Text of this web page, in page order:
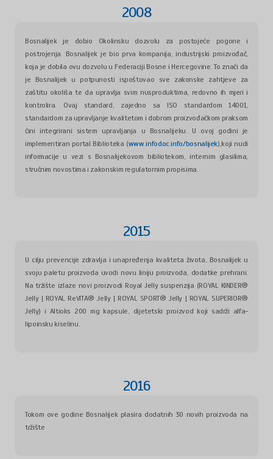
2008
Bosnalijek je dobio Okolinsku dozvolu za postojeće pogone i
postrojenja. Bosnalijek je bio prva kompanija, industrijski proizvođač,
koja je dobila ovu dozvolu u Federaciji Bosne i Hercegovine. To znači da
je Bosnalijek u potpunosti ispoštovao sve zakonske zahtjeve za
zaštitu okoliša te da upravlja svim nusproduktima, redovno ih mjeri i
kontrolira. Ovaj standard, zajedno sa ISO standardom 14001,
standardom za upravljanje kvalitetom i dobrom proizvođačkom praksom
čini integrirani sistem upravljanja u Bosnalijeku. U ovoj godini je
implementiran portal Biblioteka (www.infodoc.info/bosnalijek),koji nudi
informacije u vezi s Bosnalijekovom bibliotekom, internim glasilima,
stručnim novostima i zakonskim regulatornim propisima.
2015
U cilju prevencije zdravlja i unapređenja kvaliteta života, Bosnalijek u
svoju paletu proizvoda uvodi novu liniju proizvoda, dodatke prehrani.
Na tržište izlaze novi proizvodi Royal Jelly suspenzija (ROYAL KINDER®
Jelly | ROYAL ReVITA® Jelly | ROYAL SPORT® Jelly | ROYAL SUPERIOR®
Jelly) i Altioks 200 mg kapsule, dijetetski proizvod koji sadrži alfa-
lipoinsku kiselinu.
2016
Tokom ove godine Bosnalijek plasira dodatnih 30 novih proizvoda na
tržište